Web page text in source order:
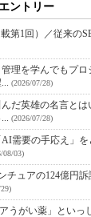
ントリー
第1回）／従来の
理を学んでもプ
(2026/07/28)
だ英雄の名言と
(2026/07/28)
AI需要の手応え」
08/03)
チュアの124億円
うがい薬」とい